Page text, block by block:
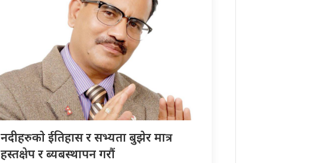
नदीहरुकाे ईतिहास र सभ्यता बुझेर मात्र
हस्तक्षेप र ब्यबस्थापन गराैं